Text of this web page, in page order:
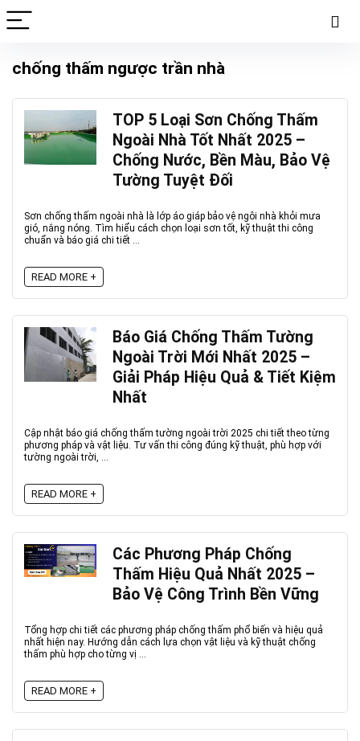
chống thấm ngược trần nhà
TOP 5 Loại Sơn Chống Thấm
Ngoài Nhà Tốt Nhất 2025 –
Chống Nước, Bền Màu, Bảo Vệ
Tường Tuyệt Đối
Sơn chống thấm ngoài nhà là lớp áo giáp bảo vệ ngôi nhà khỏi mưa
gió, nắng nóng. Tìm hiểu cách chọn loại sơn tốt, kỹ thuật thi công
chuẩn và báo giá chi tiết ...
READ MORE +
Báo Giá Chống Thấm Tường
Ngoài Trời Mới Nhất 2025 –
Giải Pháp Hiệu Quả & Tiết Kiệm
Nhất
Cập nhật báo giá chống thấm tường ngoài trời 2025 chi tiết theo từng
phương pháp và vật liệu. Tư vấn thi công đúng kỹ thuật, phù hợp với
tường ngoài trời, ...
READ MORE +
Các Phương Pháp Chống
Thấm Hiệu Quả Nhất 2025 –
Bảo Vệ Công Trình Bền Vững
Tổng hợp chi tiết các phương pháp chống thấm phổ biến và hiệu quả
nhất hiện nay. Hướng dẫn cách lựa chọn vật liệu và kỹ thuật chống
thấm phù hợp cho từng vị ...
READ MORE +